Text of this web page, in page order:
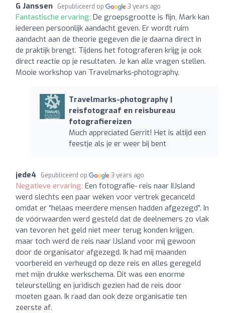
G Janssen Gepubliceerd op 3 years ago
Fantastische ervaring: De groepsgrootte is fijn, Mark kan
iedereen persoonlijk aandacht geven. Er wordt ruim
aandacht aan de theorie gegeven die je daarna direct in
de praktijk brengt. Tijdens het fotograferen krijg je ook
direct reactie op je resultaten. Je kan alle vragen stellen.
Mooie workshop van Travelmarks-photography.
Travelmarks-photography |
reisfotograaf en reisbureau
fotografiereizen
Much appreciated Gerrit! Het is altijd een
feestje als je er weer bij bent
jede4 Gepubliceerd op 3 years ago
Negatieve ervaring: Een fotografie- reis naar IIJsland
werd slechts een paar weken voor vertrek gecanceld
omdat er “helaas meerdere mensen hadden afgezegd”. In
de vóórwaarden werd gesteld dat de deelnemers zo vlak
van tevoren het geld niet meer terug konden krijgen,
maar toch werd de reis naar IJsland voor mij gewoon
door de organisator afgezegd. Ik had mij maanden
voorbereid en verheugd op deze reis en alles geregeld
met mijn drukke werkschema. Dit was een enorme
teleurstelling en juridisch gezien had de reis door
moeten gaan. Ik raad dan ook deze organisatie ten
zeerste af.